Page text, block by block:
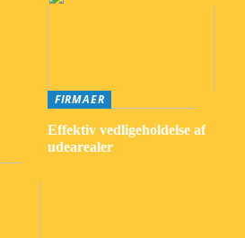
FIRMAER
Effektiv vedligeholdelse af
udearealer